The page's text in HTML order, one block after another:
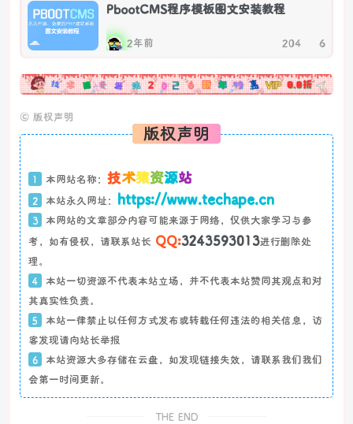
PbootCMS程序模板图文安装教程
2年前 204 6
广告
© 版权声明
版权声明
1 本网站名称： 技术猿资源站
2 本站永久网址： https://www.techape.cn
3
本网站的文章部分内容可能来源于网络，仅供大家学习与参
考，如有侵权，请联系站长 QQ:3243593013进行删除处
理。
4
本站一切资源不代表本站立场，并不代表本站赞同其观点和对
其真实性负责。
5
本站一律禁止以任何方式发布或转载任何违法的相关信息，访
客发现请向站长举报
6
本站资源大多存储在云盘，如发现链接失效，请联系我们我们
会第一时间更新。
THE END